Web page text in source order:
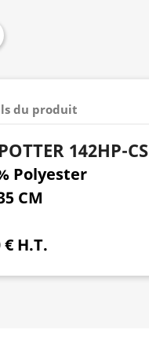
du produit
142HP-CS
Polyester
CM
H.T.